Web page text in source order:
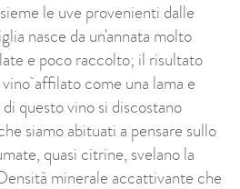
le uve provenienti dalle
nasce da un'annata molto
e poco raccolto; il risultato
affilato come una lama e
questo vino si discostano
siamo abituati a pensare sullo
quasi citrine, svelano la
minerale accattivante che